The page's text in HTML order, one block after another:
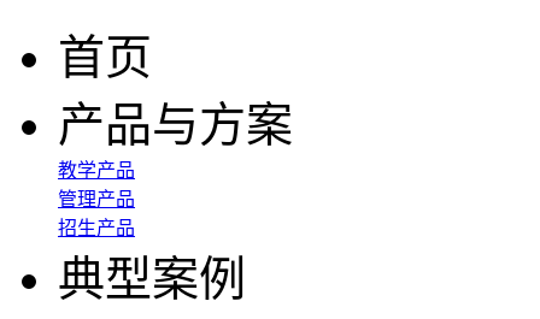
首页
产品与方案
教学产品
管理产品
招生产品
典型案例